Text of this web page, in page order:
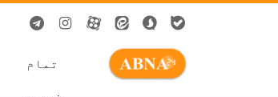
تمام